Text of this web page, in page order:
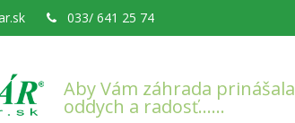
Aby Vám záhrada prinášala
oddych a radosť……
033/ 641 25 74